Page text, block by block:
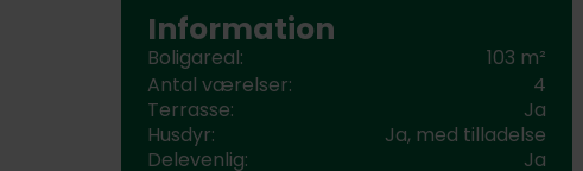
Information
Boligareal:
103 m²
Antal værelser:
4
Terrasse:
Ja
Husdyr:
Ja, med tilladelse
Delevenlig:
Ja